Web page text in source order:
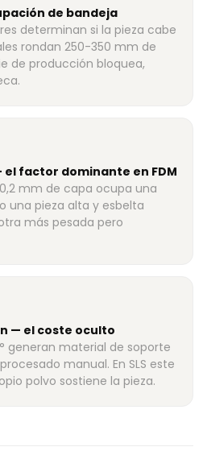
de bandeja
determinan si la pieza cabe
rondan 250-350 mm de
de producción bloquea,
factor dominante en FDM
mm de capa ocupa una
una pieza alta y esbelta
más pesada pero
— el coste oculto
generan material de soporte
manual. En SLS este
polvo sostiene la pieza.